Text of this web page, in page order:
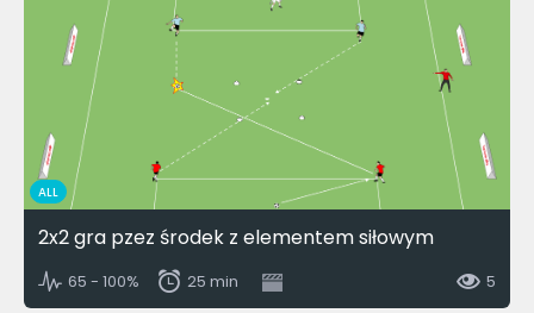
ALL
2x2 gra pzez środek z elementem siłowym
65 - 100% 25 min 5